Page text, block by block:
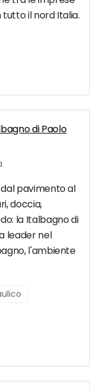
tutto il nord Italia.
di Paolo
pavimento al
doccia,
la Italbagno di
leader nel
l'ambiente